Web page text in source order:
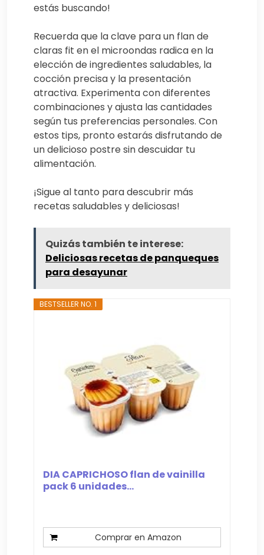
estás buscando!
Recuerda que la clave para un flan de
claras fit en el microondas radica en la
elección de ingredientes saludables, la
cocción precisa y la presentación
atractiva. Experimenta con diferentes
combinaciones y ajusta las cantidades
según tus preferencias personales. Con
estos tips, pronto estarás disfrutando de
un delicioso postre sin descuidar tu
alimentación.
¡Sigue al tanto para descubrir más
recetas saludables y deliciosas!
Quizás también te interese:
Deliciosas recetas de panqueques
para desayunar
BESTSELLER NO. 1
DIA CAPRICHOSO flan de vainilla
pack 6 unidades...
Comprar en Amazon